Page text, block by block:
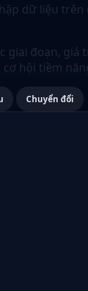
dữ liệu
giai đoạn,
hội tiềm
Chuyển đổi